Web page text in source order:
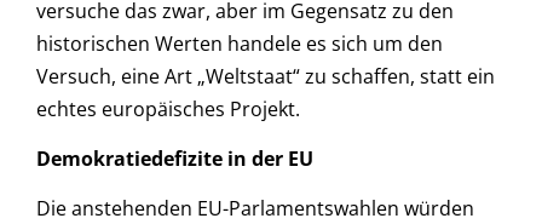
versuche das zwar, aber im Gegensatz zu den
historischen Werten handele es sich um den
Versuch, eine Art „Weltstaat“ zu schaffen, statt ein
echtes europäisches Projekt.
Demokratiedefizite in der EU
Die anstehenden EU-Parlamentswahlen würden